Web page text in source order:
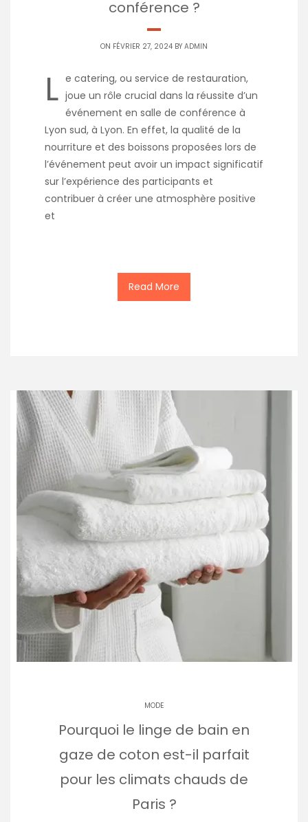
conférence ?
ON FÉVRIER 27, 2024 BY ADMIN
L e catering, ou service de restauration,
joue un rôle crucial dans la réussite d’un
événement en salle de conférence à
Lyon sud, à Lyon. En effet, la qualité de la
nourriture et des boissons proposées lors de
l’événement peut avoir un impact significatif
sur l’expérience des participants et
contribuer à créer une atmosphère positive
et
Read More
MODE
Pourquoi le linge de bain en
gaze de coton est-il parfait
pour les climats chauds de
Paris ?